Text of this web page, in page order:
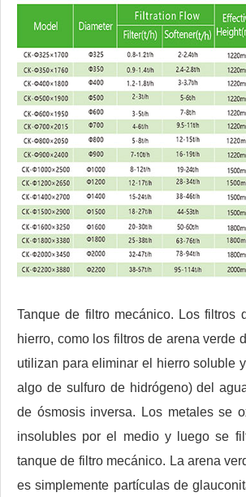
Tanque de filtro mecánico. Los filtros
hierro, como los filtros de arena verde
utilizan para eliminar el hierro soluble
algo de sulfuro de hidrógeno) del
de ósmosis inversa. Los metales se
insolubles por el medio y luego se
tanque de filtro mecánico. La arena
es simplemente partículas de